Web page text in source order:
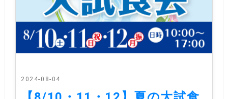
2024-08-04